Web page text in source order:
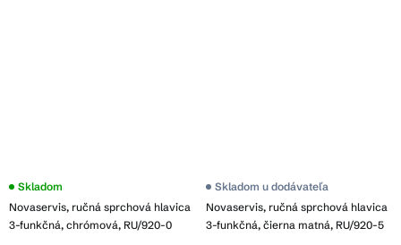
Novaservis, ručná sprchová hlavica
3-funkčná, chrómová, RU/920-0
Skladom
Novaservis, ručná sprchová hlavica
3-funkčná, čierna matná, RU/920-5
Skladom u dodávateľa